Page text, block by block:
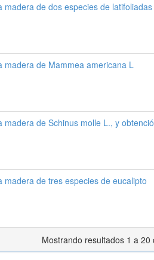
madera de dos especies de latifoliadas
madera de Mammea americana L
madera de Schinus molle L., y
madera de tres especies de eucalipto
Mostrando resultados 1 a 20